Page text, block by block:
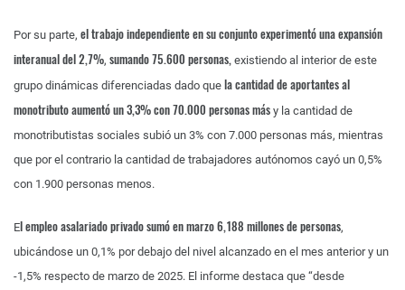
Por su parte, el trabajo independiente en su conjunto experimentó una expansión
interanual del 2,7%, sumando 75.600 personas, existiendo al interior de este
grupo dinámicas diferenciadas dado que la cantidad de aportantes al
monotributo aumentó un 3,3% con 70.000 personas más y la cantidad de
monotributistas sociales subió un 3% con 7.000 personas más, mientras
que por el contrario la cantidad de trabajadores autónomos cayó un 0,5%
con 1.900 personas menos.
El empleo asalariado privado sumó en marzo 6,188 millones de personas,
ubicándose un 0,1% por debajo del nivel alcanzado en el mes anterior y un
-1,5% respecto de marzo de 2025. El informe destaca que “desde